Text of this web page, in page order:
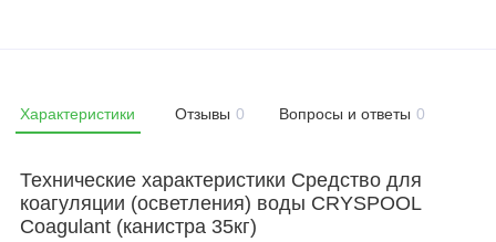
Характеристики Отзывы 0 Вопросы и ответы 0
Технические характеристики Средство для
коагуляции (осветления) воды CRYSPOOL
Coagulant (канистра 35кг)